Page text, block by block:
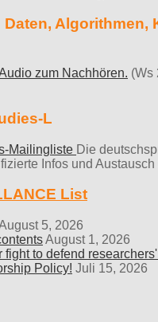
Algorithmen,
zum Nachhören. (Ws
L
Mailingliste Die
Infos und Austausch
List
5, 2026
August 1, 2026
fight to defend
Policy! Juli 15, 2026